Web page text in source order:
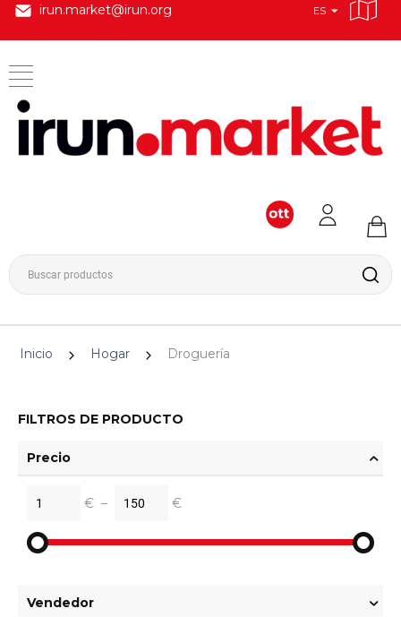
irun.market@irun.org ES
Inicio Hogar Droguería
FILTROS DE PRODUCTO
Precio
€ – €
Vendedor